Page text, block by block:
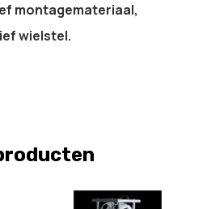
montagemateriaal,
wielstel.